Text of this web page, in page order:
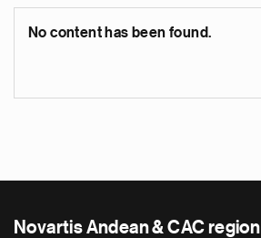
No content has been found.
Novartis Andean & CAC region